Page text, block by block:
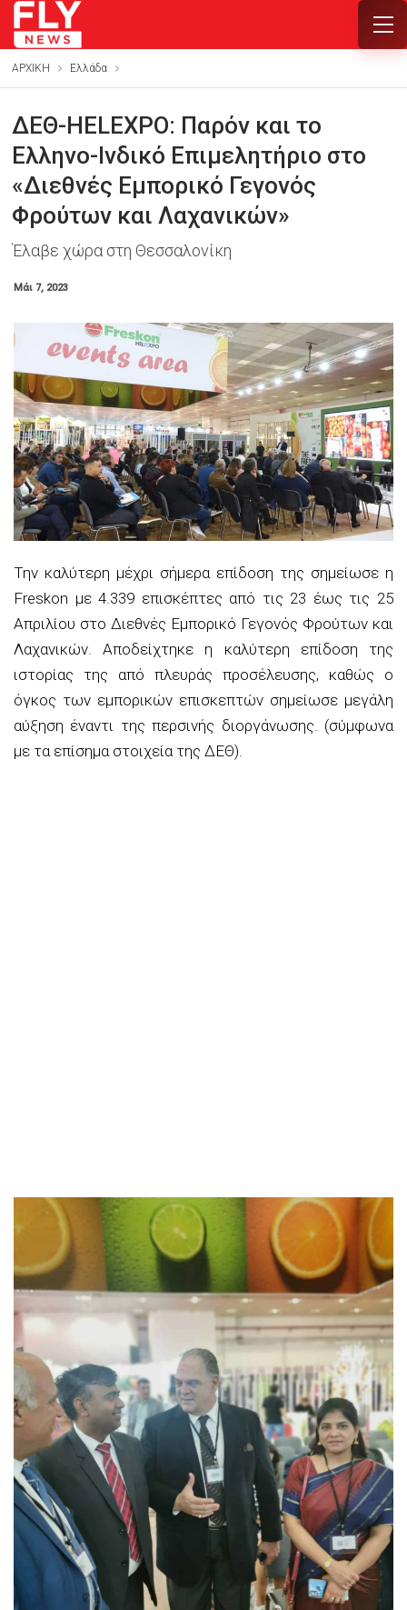
ΑΡΧΙΚΗ Ελλάδα
ΔΕΘ-HELEXPO: Παρόν και το
Ελληνο-Ινδικό Επιμελητήριο στο
«Διεθνές Εμπορικό Γεγονός
Φρούτων και Λαχανικών»
Έλαβε χώρα στη Θεσσαλονίκη
Μάι 7, 2023
Την καλύτερη μέχρι σήμερα επίδοση της σημείωσε η
Freskon με 4.339 επισκέπτες από τις 23 έως τις 25
Απριλίου στο Διεθνές Εμπορικό Γεγονός Φρούτων και
Λαχανικών. Αποδείχτηκε η καλύτερη επίδοση της
ιστορίας της από πλευράς προσέλευσης, καθώς ο
όγκος των εμπορικών επισκεπτών σημείωσε μεγάλη
αύξηση έναντι της περσινής διοργάνωσης. (σύμφωνα
με τα επίσημα στοιχεία της ΔΕΘ).